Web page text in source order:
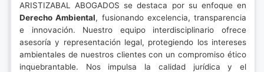
ARISTIZABAL ABOGADOS se destaca por su enfoque en
Derecho Ambiental, fusionando excelencia, transparencia
e innovación. Nuestro equipo interdisciplinario ofrece
asesoría y representación legal, protegiendo los intereses
ambientales de nuestros clientes con un compromiso ético
inquebrantable. Nos impulsa la calidad jurídica y el